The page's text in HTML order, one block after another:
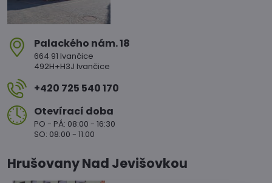
Palackého nám​. 18
664 91 Ivančice
492H+H3J Ivančice
+420 725 540 170
Otevírací doba
PO - PÁ: 08:00 - 16:30
SO: 08:00 - 11:00
Hrušovany Nad Jevišovkou